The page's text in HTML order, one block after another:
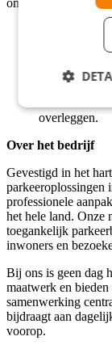
omgeving.
Minimaal
Uitstekende
Beschikbaar
overleggen.
Over het bedrijf
Gevestigd in het
parkeeroplossingen
professionele
het hele land. Onze
toegankelijk
inwoners en
Bij ons is geen dag
maatwerk en
samenwerking
bijdraagt aan
voorop.